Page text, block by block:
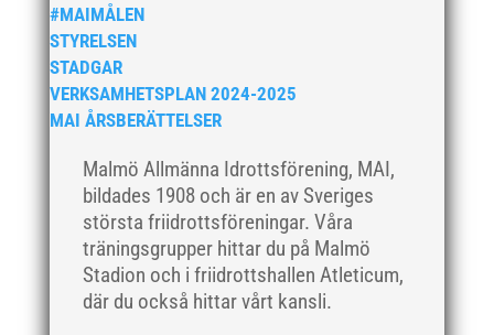
#MAIMÅLEN
STYRELSEN
STADGAR
VERKSAMHETSPLAN 2024-2025
MAI ÅRSBERÄTTELSER
Malmö Allmänna Idrottsförening, MAI,
bildades 1908 och är en av Sveriges
största friidrottsföreningar. Våra
träningsgrupper hittar du på Malmö
Stadion och i friidrottshallen Atleticum,
där du också hittar vårt kansli.
november 2018
oktober 2018
september 2018
augusti 2018
juni 2018
maj 2018
april 2018
mars 2018
februari 2018